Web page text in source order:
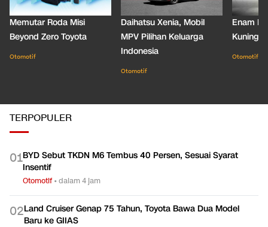
Memutar Roda Misi
Beyond Zero Toyota
Otomotif
Daihatsu Xenia, Mobil
MPV Pilihan Keluarga
Indonesia
Otomotif
Enam
Kuning
Otomotif
TERPOPULER
01BYD Sebut TKDN M6 Tembus 40 Persen, Sesuai Syarat
Insentif
Otomotif•dalam 4 jam
02Land Cruiser Genap 75 Tahun, Toyota Bawa Dua Model
Baru ke GIIAS